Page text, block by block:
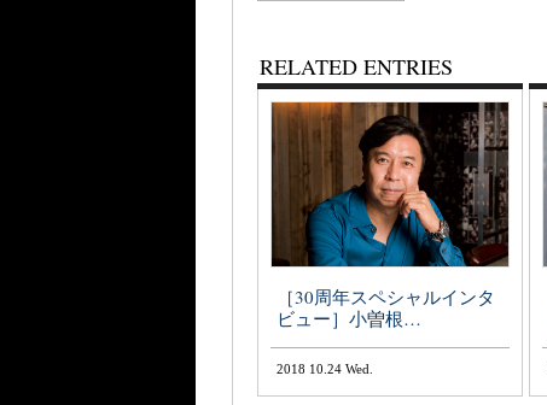
RELATED ENTRIES
［30周年スペシャルインタ
ビュー］小曽根…
2018 10.24 Wed.